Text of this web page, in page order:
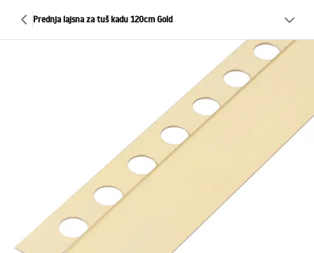
Prednja lajsna za tuš kadu 120cm Gold